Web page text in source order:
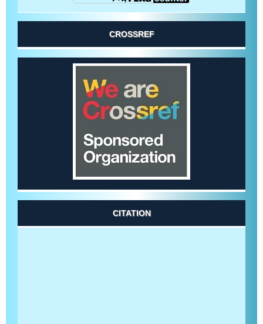
CROSSREF
CITATION